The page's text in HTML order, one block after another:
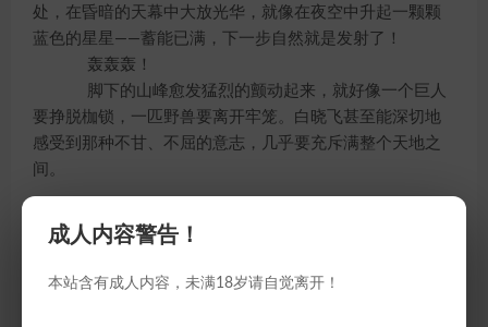
成人内容警告！
本站含有成人内容，未满18岁请自觉离开！
处，在昏暗的天幕中大放光华，就像在夜空中升起一颗颗
蓝色的星星——蓄能已满，下一步自然就是发射了！
轰轰轰！
脚下的山峰愈发猛烈的颤动起来，就好像一个巨人
要挣脱枷锁，一匹野兽要离开牢笼。白晓飞甚至能深切地
感受到那种不甘、不屈的意志，几乎要充斥满整个天地之
间。
哧哧！
一道蓝色的电弧当空划落，竟然没有按照预计中的
轨道射向太空，而是好像脱着火焰尾巴的流星一般朝主峰